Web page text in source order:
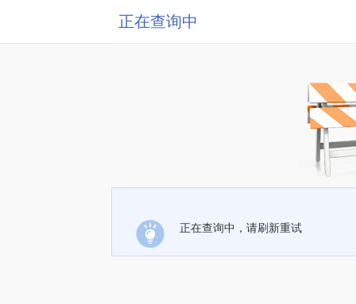
正在查询中
正在查询中，请刷新重试